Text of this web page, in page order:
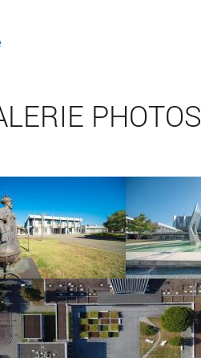
PHOTOS